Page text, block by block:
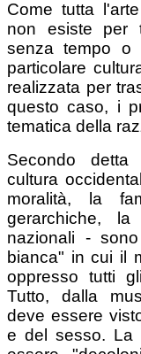
Come tutta
non esiste per
senza tempo o
particolare
realizzata per
questo caso, i
tematica della
Secondo
cultura
moralità, la
gerarchiche,
nazionali -
bianca" in cui il
oppresso tutti
Tutto, dalla
deve essere
e del sesso. La